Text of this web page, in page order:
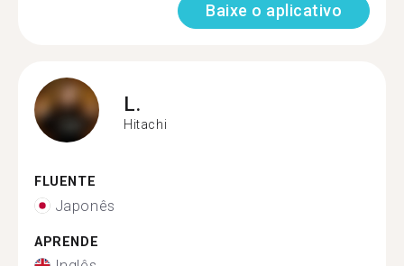
Baixe o aplicativo
L.
Hitachi
FLUENTE
Japonês
APRENDE